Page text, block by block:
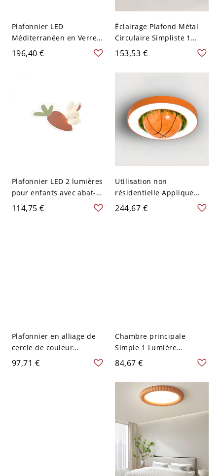
Plafonnier LED
Méditerranéen en Verre
Taillé Orange pour
Chambre
196,40 €
Éclairage Plafond Métal
Circulaire Simpliste 1
Lumière avec Abat-jour
Polymère, Adapté LED
Résidentiel, Orange
Niveaux (Lumière
Chaude/Blanche/Neutre
de Variation)
153,53 €
Plafonnier LED 2 lumières
pour enfants avec abat-
jour synthétique pour
usage résidentiel, 110V-
114,75 €
Utilisation non
résidentielle Applique
plafonnier en alliage léger
LED avec abat-jour en
244,67 €
Plafonnier en alliage de
cercle de couleur
tangerine non résidentiel
avec 1 lumière, câblé
97,71 €
Chambre principale
Simple 1 Lumière
Rectangulaire Montage
encastré en polymère
Adapté pour
LED/Incandescent/Fluores
cent, avec Abat-jour en
matériau polymérisé,
Orange, 110V-120V
84,67 €